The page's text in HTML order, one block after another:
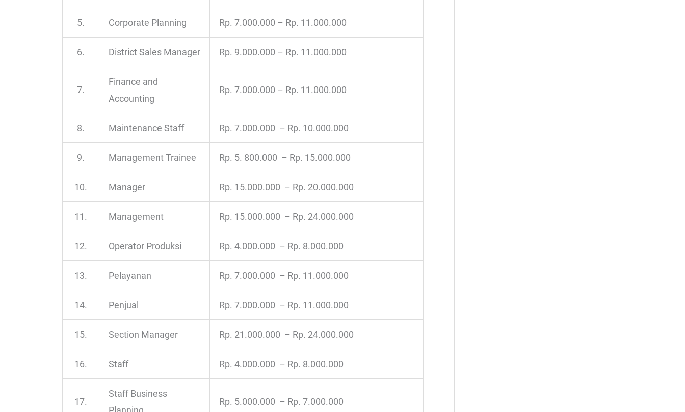
5. Corporate Planning Rp. 7.000.000 – Rp. 11.000.000
6. District Sales Manager Rp. 9.000.000 – Rp. 11.000.000
7.
Finance and
Accounting
Rp. 7.000.000 – Rp. 11.000.000
8. Maintenance Staff Rp. 7.000.000 – Rp. 10.000.000
9. Management Trainee Rp. 5. 800.000 – Rp. 15.000.000
10. Manager Rp. 15.000.000 – Rp. 20.000.000
11. Management Rp. 15.000.000 – Rp. 24.000.000
12. Operator Produksi Rp. 4.000.000 – Rp. 8.000.000
13. Pelayanan Rp. 7.000.000 – Rp. 11.000.000
14. Penjual Rp. 7.000.000 – Rp. 11.000.000
15. Section Manager Rp. 21.000.000 – Rp. 24.000.000
16. Staff Rp. 4.000.000 – Rp. 8.000.000
17.
Staff Business
Rp. 5.000.000 – Rp. 7.000.000